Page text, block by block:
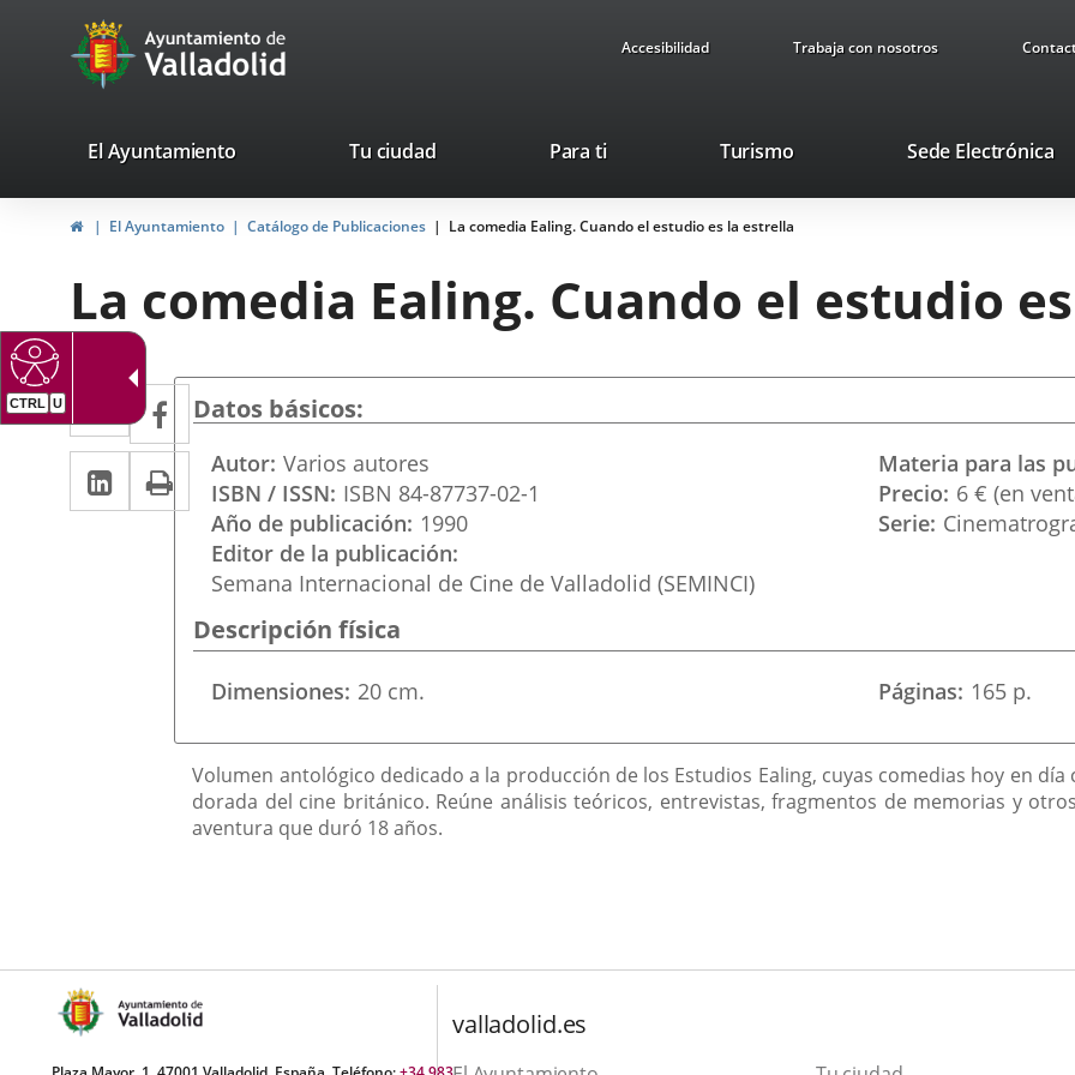
CTRL U
Portal
Web
Ayuntamiento
de
Accesibilidad Trabaja con nosotros
valladolid.es
El Ayuntamiento Tu ciudad Para ti TurismoThis
will
open
a
pop-
Sede Electrónica
HomeEl Ayuntamiento Catálogo de Publicaciones La comedia Ealing. Cuando el estudio es la estrella
La comedia Ealing. Cuando el estudio
Twitter
Enlace
a
una
aplicación
externa.
Facebook
Enlace
a
una
aplicación
externa.
Linkedin
Enlace
a
aplicación
externa.
Print
Datos básicos
Autor Varios autores
ISBN / ISSN ISBN 84-87737-02-1
Año de publicación 1990
Editor de la publicación
Semana Internacional de Cine de Valladolid (SEMINCI)
Materia para las
Precio 6 € (en
Serie
Descripción física
Dimensiones 20 cm. Páginas 165 p.
Descripción
Volumen antológico dedicado a la producción de los Estudios Ealing, cuyas comedias hoy en
dorada del cine británico. Reúne análisis teóricos, entrevistas, fragmentos de memorias y
aventura que duró 18 años.
valladolid.es